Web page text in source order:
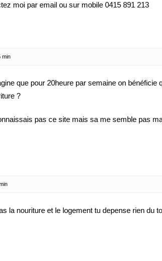
moi par email ou sur mobile 0415 891 213
min
que pour 20heure par semaine on bénéficie
?
pas ce site mais sa me semble pas
la nouriture et le logement tu depense rien du